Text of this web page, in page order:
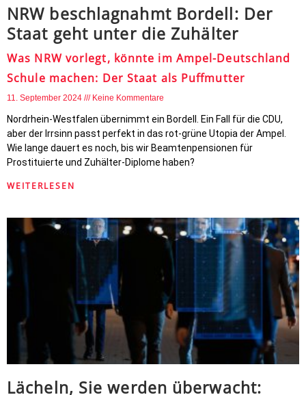
NRW beschlagnahmt Bordell: Der
Staat geht unter die Zuhälter
Was NRW vorlegt, könnte im Ampel-Deutschland
Schule machen: Der Staat als Puffmutter
11. September 2024 Keine Kommentare
Nordrhein-Westfalen übernimmt ein Bordell. Ein Fall für die CDU,
aber der Irrsinn passt perfekt in das rot-grüne Utopia der Ampel.
Wie lange dauert es noch, bis wir Beamtenpensionen für
Prostituierte und Zuhälter-Diplome haben?
WEITERLESEN
Lächeln, Sie werden überwacht: